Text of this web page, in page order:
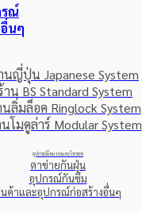
รณ์
นๆ
นญี่ปุ่น Japanese System
าน BS Standard System
ลิ่มล็อค Ringlock System
โมดูล่าร์ Modular System
อุปกรณ์ยึดแบบและไทรอท
ตาข่ายกันฝุ่น
อุปกรณ์กันซึม
ค้าและอุปกรณ์ก่อสร้างอื่นๆ